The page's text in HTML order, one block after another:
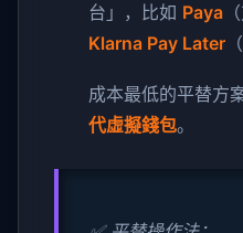
台」，比如 Paya
Klarna Pay Later
成本最低的平替方案
代虛擬錢包。